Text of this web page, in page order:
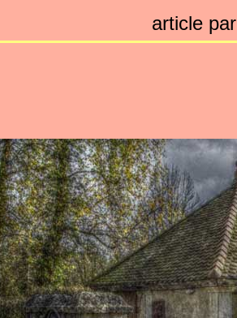
article